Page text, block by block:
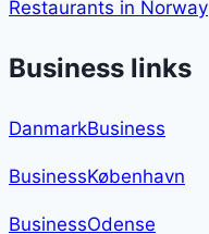
Restaurants in Norway
Business links
DanmarkBusiness
BusinessKøbenhavn
BusinessOdense